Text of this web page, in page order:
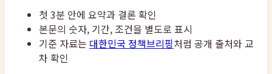
첫 3분 안에 요약과 결론 확인
본문의 숫자, 기간, 조건을 별도로 표시
기준 자료는 대한민국 정책브리핑처럼 공개 출처와 교
차 확인